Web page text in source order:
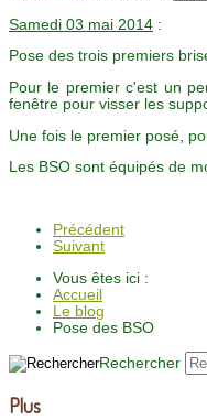
Samedi 03 mai 2014 :
Pose des trois premiers
Pour le premier c'est un
fenêtre pour visser les
Une fois le premier posé,
Les BSO sont équipés de
Précédent
Suivant
Vous êtes ici :
Accueil
Le blog
Pose des BSO
Rechercher
Plus